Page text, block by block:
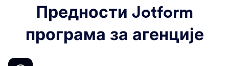
Предности Jotform
програма за агенције